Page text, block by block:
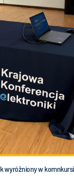
wyróżniony w